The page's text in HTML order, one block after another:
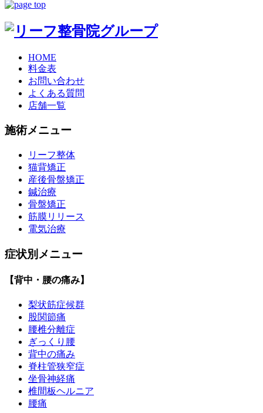
HOME
料金表
お問い合わせ
よくある質問
店舗一覧
施術メニュー
リーフ整体
猫背矯正
産後骨盤矯正
鍼治療
骨盤矯正
筋膜リリース
電気治療
症状別メニュー
【背中・腰の痛み】
梨状筋症候群
股関節痛
腰椎分離症
ぎっくり腰
背中の痛み
脊柱管狭窄症
坐骨神経痛
椎間板ヘルニア
腰痛